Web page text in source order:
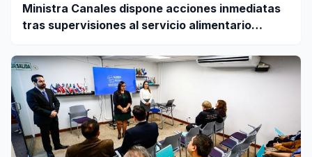
Ministra Canales dispone acciones inmediatas
tras supervisiones al servicio alimentario